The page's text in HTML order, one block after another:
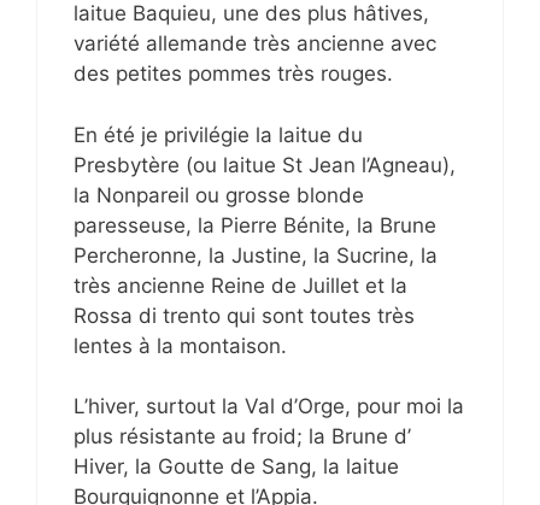
laitue Baquieu, une des plus hâtives,
variété allemande très ancienne avec
des petites pommes très rouges.
En été je privilégie la laitue du
Presbytère (ou laitue St Jean l’Agneau),
la Nonpareil ou grosse blonde
paresseuse, la Pierre Bénite, la Brune
Percheronne, la Justine, la Sucrine, la
très ancienne Reine de Juillet et la
Rossa di trento qui sont toutes très
lentes à la montaison.
L’hiver, surtout la Val d’Orge, pour moi la
plus résistante au froid; la Brune d’
Hiver, la Goutte de Sang, la laitue
Bourguignonne et l’Appia.